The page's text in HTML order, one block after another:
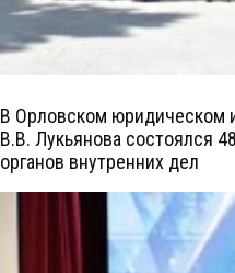
В Орловском юридическом
В.В. Лукьянова состоялся
органов внутренних дел